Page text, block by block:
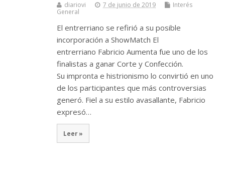
diariovi 7 de junio de 2019
Interés
General
El entrerriano se refirió a su posible
incorporación a ShowMatch El
entrerriano Fabricio Aumenta fue uno de los
finalistas a ganar Corte y Confección.
Su impronta e histrionismo lo convirtió en uno
de los participantes que más controversias
generó. Fiel a su estilo avasallante, Fabricio
expresó…
Leer »